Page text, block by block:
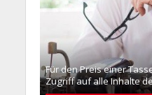
Für den Preis einer
Zugriff auf alle Inhalte